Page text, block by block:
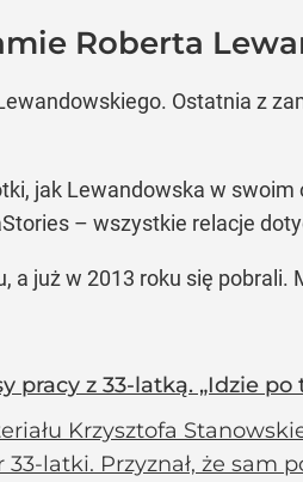
Roberta
Ostatnia z
jak Lewandowska w
– wszystkie relacje
już w 2013 roku się
pracy z 33-latką. „Idzie po
Krzysztofa
33-latki. Przyznał, że